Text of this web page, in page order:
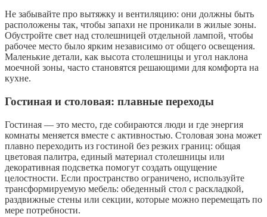
Не забывайте про вытяжку и вентиляцию: они должны быть
расположены так, чтобы запахи не проникали в жилые зоны.
Обустройте свет над столешницей отдельной лампой, чтобы
рабочее место было ярким независимо от общего освещения.
Маленькие детали, как высота столешницы и угол наклона
моечной зоны, часто становятся решающими для комфорта на
кухне.
Гостиная и столовая: плавные переходы
Гостиная — это место, где собираются люди и где энергия
комнаты меняется вместе с активностью. Столовая зона может
плавно переходить из гостиной без резких границ: общая
цветовая палитра, единый материал столешницы или
декоративная подсветка помогут создать ощущение
целостности. Если пространство ограничено, используйте
трансформируемую мебель: обеденный стол с раскладкой,
раздвижные стены или секции, которые можно перемещать по
мере потребности.